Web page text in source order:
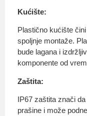
Kućište:
Plastično kućište
spoljnje montaže.
bude lagana i
komponente od
Zaštita:
IP67 zaštita znači
prašine i može